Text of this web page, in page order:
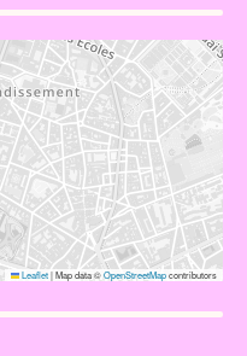
Leaflet|Map data ©OpenStreetMapcontributors